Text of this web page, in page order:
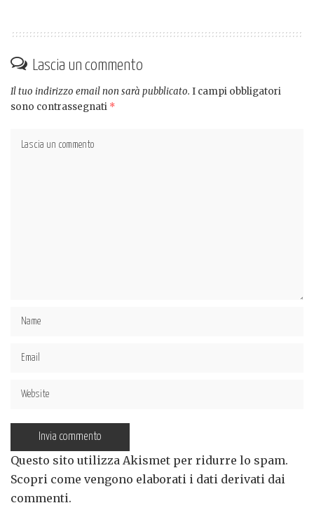
Lascia un commento
Il tuo indirizzo email non sarà pubblicato. I campi obbligatori
sono contrassegnati *
Questo sito utilizza Akismet per ridurre lo spam.
Scopri come vengono elaborati i dati derivati dai
commenti.